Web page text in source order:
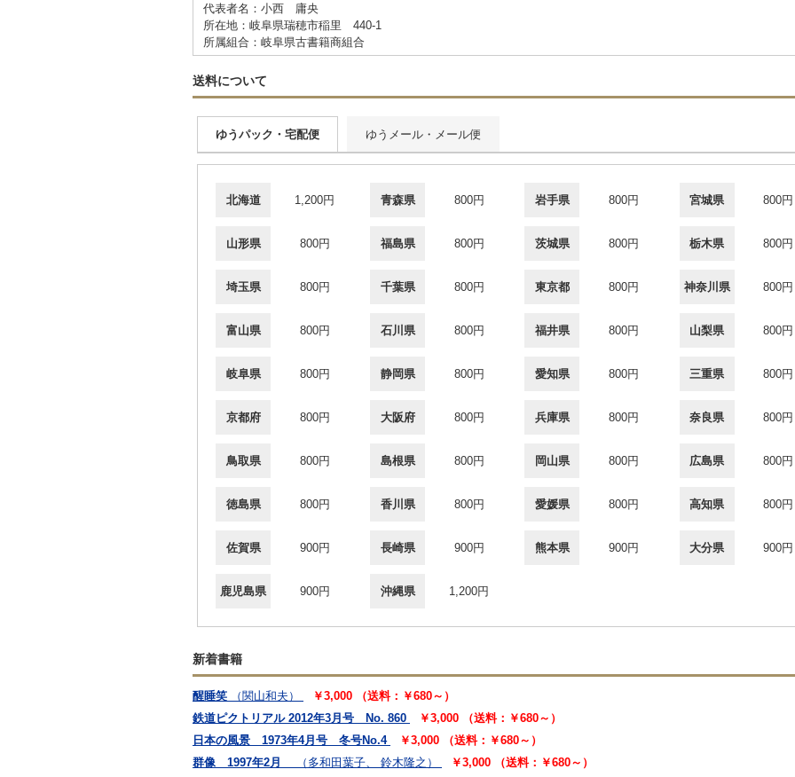
代表者名：小西 庸央
所在地：岐阜県瑞穂市稲里 440-1
所属組合：岐阜県古書籍商組合
送料について
ゆうパック・宅配便 ゆうメール・メール便
北海道 1,200円 青森県 800円 岩手県 800円 宮城県 800円
山形県 800円 福島県 800円 茨城県 800円 栃木県 800円
埼玉県 800円 千葉県 800円 東京都 800円 神奈川県 800円
富山県 800円 石川県 800円 福井県 800円 山梨県 800円
岐阜県 800円 静岡県 800円 愛知県 800円 三重県 800円
京都府 800円 大阪府 800円 兵庫県 800円 奈良県 800円
鳥取県 800円 島根県 800円 岡山県 800円 広島県 800円
徳島県 800円 香川県 800円 愛媛県 800円 高知県 800円
佐賀県 900円 長崎県 900円 熊本県 900円 大分県 900円
鹿児島県 900円 沖縄県 1,200円
新着書籍
醒睡笑 （関山和夫）
￥3,000 （送料：￥680～）
鉄道ピクトリアル 2012年3月号 No. 860
￥3,000 （送料：￥680～）
日本の風景 1973年4月号 冬号No.4
￥3,000 （送料：￥680～）
群像 1997年2月
（多和田葉子、 鈴木隆之） ￥3,000 （送料：￥680～）